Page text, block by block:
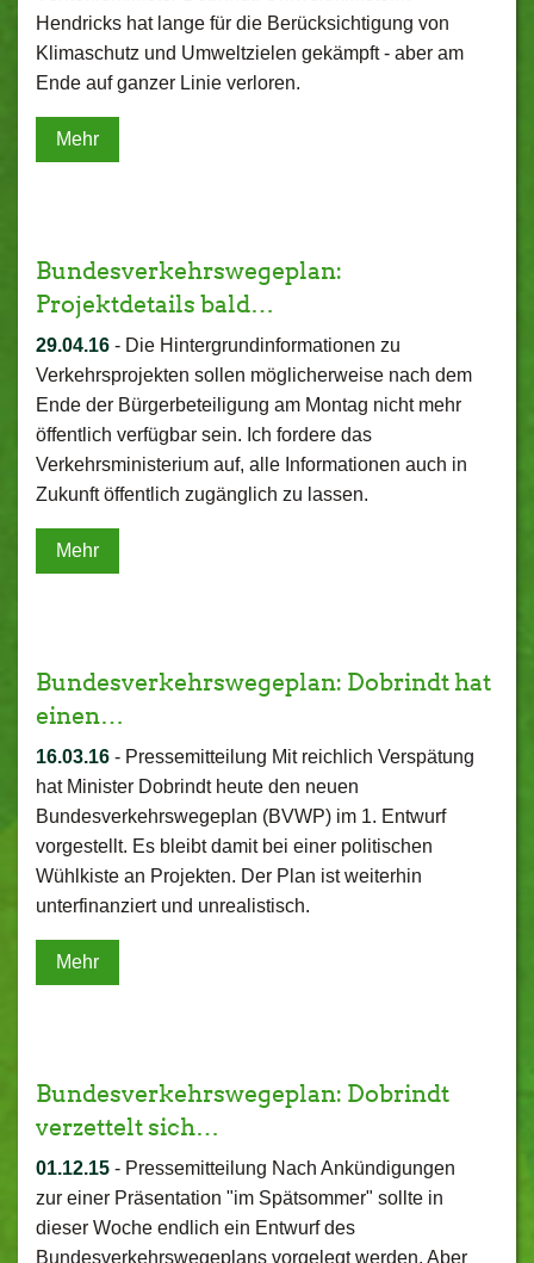
Hendricks hat lange für die Berücksichtigung von
Klimaschutz und Umweltzielen gekämpft - aber am
Ende auf ganzer Linie verloren.
Mehr
Bundesverkehrswegeplan:
Projektdetails bald…
29.04.16 - Die Hintergrundinformationen zu
Verkehrsprojekten sollen möglicherweise nach dem
Ende der Bürgerbeteiligung am Montag nicht mehr
öffentlich verfügbar sein. Ich fordere das
Verkehrsministerium auf, alle Informationen auch in
Zukunft öffentlich zugänglich zu lassen.
Mehr
Bundesverkehrswegeplan: Dobrindt hat
einen…
16.03.16 - Pressemitteilung Mit reichlich Verspätung
hat Minister Dobrindt heute den neuen
Bundesverkehrswegeplan (BVWP) im 1. Entwurf
vorgestellt. Es bleibt damit bei einer politischen
Wühlkiste an Projekten. Der Plan ist weiterhin
unterfinanziert und unrealistisch.
Mehr
Bundesverkehrswegeplan: Dobrindt
verzettelt sich…
01.12.15 - Pressemitteilung Nach Ankündigungen
zur einer Präsentation "im Spätsommer" sollte in
dieser Woche endlich ein Entwurf des
Bundesverkehrswegeplans vorgelegt werden. Aber